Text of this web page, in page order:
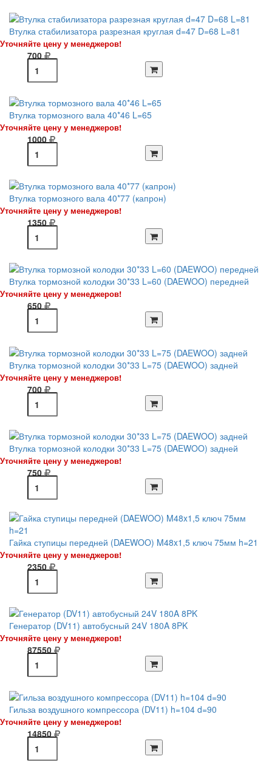
Втулка стабилизатора разрезная круглая d=47 D=68 L=81
Уточняйте цену у менеджеров!
700
Втулка тормозного вала 40*46 L=65
Уточняйте цену у менеджеров!
1000
Втулка тормозного вала 40*77 (капрон)
Уточняйте цену у менеджеров!
1350
Втулка тормозной колодки 30*33 L=60 (DAEWOO) передней
Уточняйте цену у менеджеров!
650
Втулка тормозной колодки 30*33 L=75 (DAEWOO) задней
Уточняйте цену у менеджеров!
700
Втулка тормозной колодки 30*33 L=75 (DAEWOO) задней
Уточняйте цену у менеджеров!
750
Гайка ступицы передней (DAEWOO) M48x1,5 ключ 75мм h=21
Уточняйте цену у менеджеров!
2350
Генератор (DV11) автобусный 24V 180A 8PK
Уточняйте цену у менеджеров!
87550
Гильза воздушного компрессора (DV11) h=104 d=90
Уточняйте цену у менеджеров!
14850